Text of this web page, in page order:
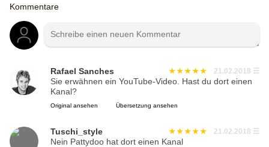
Kommentare
Rafael Sanches 21.02.2018 ☰
Sie erwähnen ein YouTube-Video. Hast du dort einen
Kanal?
Original ansehen Übersetzung ansehen
Tuschi_style 21.02.2018 ☰
Nein Pattydoo hat dort einen Kanal